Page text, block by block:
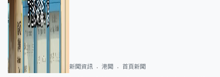
新聞資訊 港聞 首頁新聞